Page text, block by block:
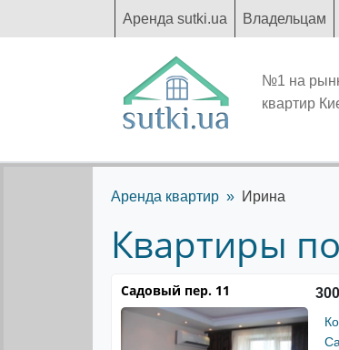
Аренда sutki.ua Владельцам
№1 на
квартир
Аренда квартир Ирина
Квартиры
Садовый пер. 11 300